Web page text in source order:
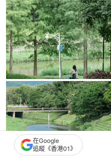
在Google
追蹤《香港01》